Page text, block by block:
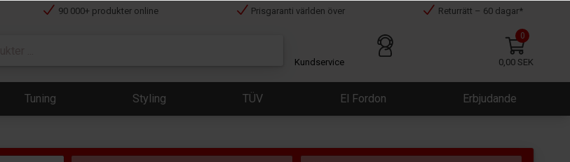
90 000+ produkter online Prisgaranti världen över Returrätt – 60 dagar*
Kundservice
0
0,00 SEK
Tuning Styling TÜV El Fordon Erbjudande